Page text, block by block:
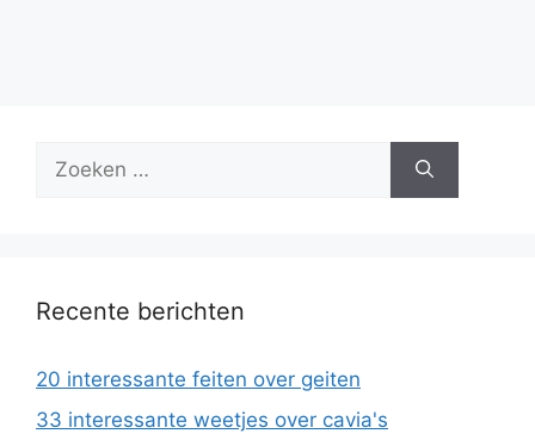
Zoek
Recente berichten
20 interessante feiten over geiten
33 interessante weetjes over cavia's